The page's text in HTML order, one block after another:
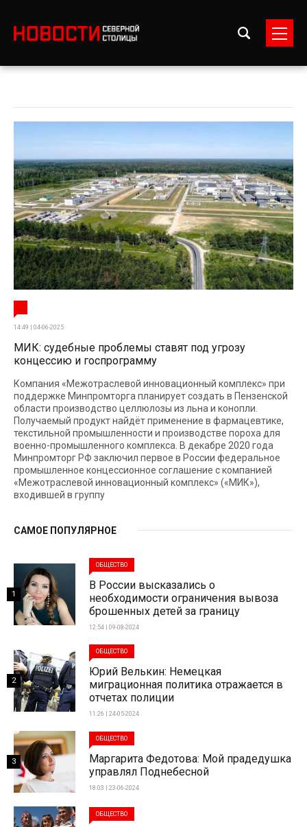
14:49 | 04-06-2025
МИК: судебные проблемы ставят под угрозу
концессию и госпрограмму
Компания «Межотраслевой инновационный комплекс» при
поддержке Минпромторга планирует создать в Пензенской
области производство целлюлозы из льна и конопли.
Получаемый продукт найдёт применение в фармацевтике,
текстильной промышленности и производстве пороха для
военно-промышленного комплекса. В декабре 2020 года
Минпромторг РФ заключил первое в России федеральное
промышленное концессионное соглашение с компанией
«Межотраслевой инновационный комплекс» («МИК»),
входившей в группу
САМОЕ ПОПУЛЯРНОЕ
ОБЩЕСТВО
В России высказались о
необходимости ограничения вывоза
брошенных детей за границу
12:54 | 09-08-2024
1
ОБЩЕСТВО
Юрий Велькин: Немецкая
миграционная политика отражается в
отчетах полиции
11:26 | 24-05-2024
2
ОБЩЕСТВО
Маргарита Федотова: Мой прадедушка
управлял Поднебесной
18:03 | 23-06-2024
3
ОБЩЕСТВО